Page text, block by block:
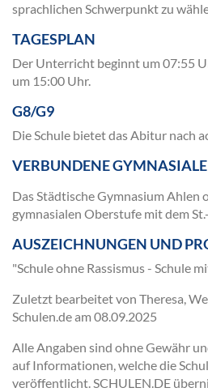
sprachlichen Schwerpunkt zu
TAGESPLAN
Der Unterricht beginnt um 07:55
um 15:00 Uhr.
G8/G9
Die Schule bietet das Abitur nach
VERBUNDENE
Das Städtische Gymnasium Ahlen
gymnasialen Oberstufe mit dem
AUSZEICHNUNGEN UND
"Schule ohne Rassismus - Schule
Zuletzt bearbeitet von Theresa,
Schulen.de am 08.09.2025
Alle Angaben sind ohne Gewähr
auf Informationen, welche die
veröffentlicht. SCHULEN.DE